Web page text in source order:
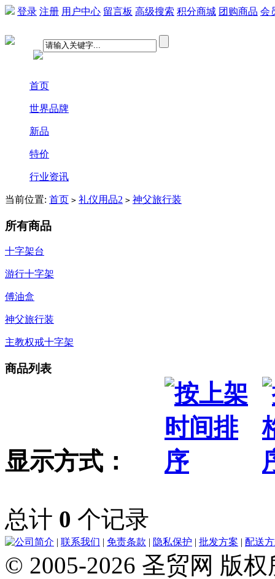
登录 注册 用户中心 留言板 高级搜索 积分商城 团购商品 会
首页
世界品牌
新品
特价
行业资讯
当前位置: 首页 > 礼仪用品2 > 神父旅行装
所有商品
十字架台
游行十字架
傅油盒
神父旅行装
主教权戒十字架
商品列表
显示方式：
总计 0 个记录
公司简介 | 联系我们 | 免责条款 | 隐私保护 | 批发方案 | 配送
© 2005-2026 圣贸网 版